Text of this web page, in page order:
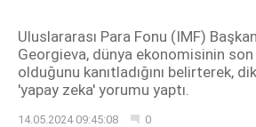
Uluslararası Para Fonu (IMF)
Georgieva, dünya ekonomisinin
olduğunu kanıtladığını belirterek,
'yapay zeka' yorumu yaptı.
14.05.2024 09:45:08 0